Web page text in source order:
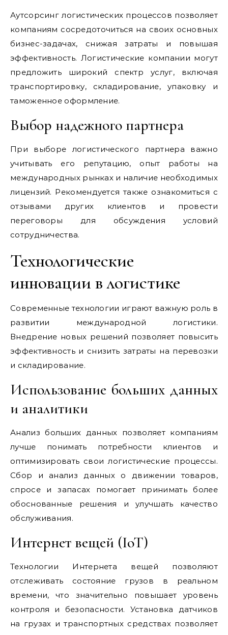
Аутсорсинг логистических процессов позволяет
компаниям сосредоточиться на своих основных
бизнес-задачах, снижая затраты и повышая
эффективность. Логистические компании могут
предложить широкий спектр услуг, включая
транспортировку, складирование, упаковку и
таможенное оформление.
Выбор надежного партнера
При выборе логистического партнера важно
учитывать его репутацию, опыт работы на
международных рынках и наличие необходимых
лицензий. Рекомендуется также ознакомиться с
отзывами других клиентов и провести
переговоры для обсуждения условий
сотрудничества.
Технологические
инновации в логистике
Современные технологии играют важную роль в
развитии международной логистики.
Внедрение новых решений позволяет повысить
эффективность и снизить затраты на перевозки
и складирование.
Использование больших данных
и аналитики
Анализ больших данных позволяет компаниям
лучше понимать потребности клиентов и
оптимизировать свои логистические процессы.
Сбор и анализ данных о движении товаров,
спросе и запасах помогает принимать более
обоснованные решения и улучшать качество
обслуживания.
Интернет вещей (IoT)
Технологии Интернета вещей позволяют
отслеживать состояние грузов в реальном
времени, что значительно повышает уровень
контроля и безопасности. Установка датчиков
на грузах и транспортных средствах позволяет